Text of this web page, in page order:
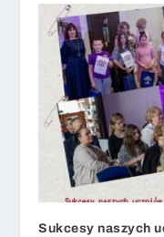
Sukcesy naszych